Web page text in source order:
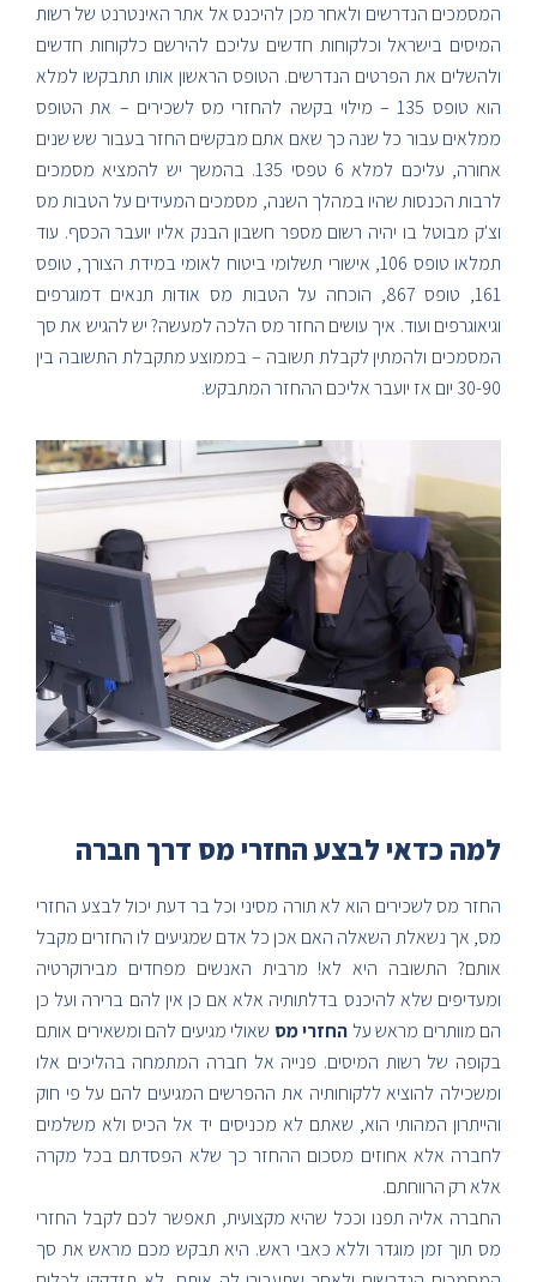
המסמכים הנדרשים ולאחר מכן להיכנס אל אתר האינטרנט של רשות
המיסים בישראל וכלקוחות חדשים עליכם להירשם כלקוחות חדשים
ולהשלים את הפרטים הנדרשים. הטופס הראשון אותו תתבקשו למלא
הוא טופס 135 – מילוי בקשה להחזרי מס לשכירים – את הטופס
ממלאים עבור כל שנה כך שאם אתם מבקשים החזר בעבור שש שנים
אחורה, עליכם למלא 6 טפסי 135. בהמשך יש להמציא מסמכים
לרבות הכנסות שהיו במהלך השנה, מסמכים המעידים על הטבות מס
וצ'ק מבוטל בו יהיה רשום מספר חשבון הבנק אליו יועבר הכסף. עוד
תמלאו טופס 106, אישורי תשלומי ביטוח לאומי במידת הצורך, טופס
161, טופס 867, הוכחה על הטבות מס אודות תנאים דמוגרפים
וגיאוגרפים ועוד. איך עושים החזר מס הלכה למעשה? יש להגיש את סך
המסמכים ולהמתין לקבלת תשובה – בממוצע מתקבלת התשובה בין
30-90 יום אז יועבר אליכם ההחזר המתבקש.
למה כדאי לבצע החזרי מס דרך חברה
החזר מס לשכירים הוא לא תורה מסיני וכל בר דעת יכול לבצע החזרי
מס, אך נשאלת השאלה האם אכן כל אדם שמגיעים לו החזרים מקבל
אותם? התשובה היא לא! מרבית האנשים מפחדים מבירוקרטיה
ומעדיפים שלא להיכנס בדלתותיה אלא אם כן אין להם ברירה ועל כן
הם מוותרים מראש על החזרי מס שאולי מגיעים להם ומשאירים אותם
בקופה של רשות המיסים. פנייה אל חברה המתמחה בהליכים אלו
ומשכילה להוציא ללקוחותיה את ההפרשים המגיעים להם על פי חוק
והייתרון המהותי הוא, שאתם לא מכניסים יד אל הכיס ולא משלמים
לחברה אלא אחוזים מסכום ההחזר כך שלא הפסדתם בכל מקרה
אלא רק הרווחתם.
החברה אליה תפנו וככל שהיא מקצועית, תאפשר לכם לקבל החזרי
מס תוך זמן מוגדר וללא כאבי ראש. היא תבקש מכם מראש את סך